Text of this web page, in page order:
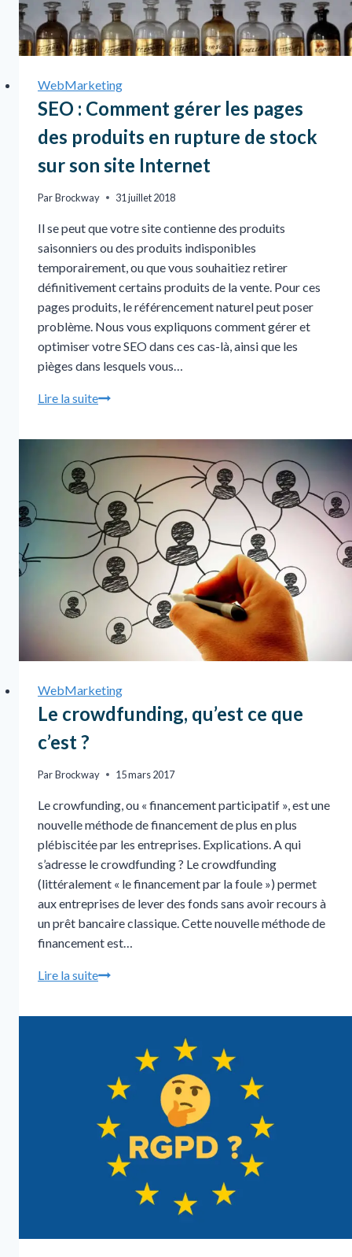
WebMarketing
SEO : Comment gérer les pages
des produits en rupture de stock
sur son site Internet
ParBrockway 31 juillet 2018
Il se peut que votre site contienne des produits
saisonniers ou des produits indisponibles
temporairement, ou que vous souhaitiez retirer
définitivement certains produits de la vente. Pour ces
pages produits, le référencement naturel peut poser
problème. Nous vous expliquons comment gérer et
optimiser votre SEO dans ces cas-là, ainsi que les
pièges dans lesquels vous…
Lire la suite
WebMarketing
Le crowdfunding, qu’est ce que
c’est ?
ParBrockway 15 mars 2017
Le crowfunding, ou « financement participatif », est une
nouvelle méthode de financement de plus en plus
plébiscitée par les entreprises. Explications. A qui
s’adresse le crowdfunding ? Le crowdfunding
(littéralement « le financement par la foule ») permet
aux entreprises de lever des fonds sans avoir recours à
un prêt bancaire classique. Cette nouvelle méthode de
financement est…
Lire la suite